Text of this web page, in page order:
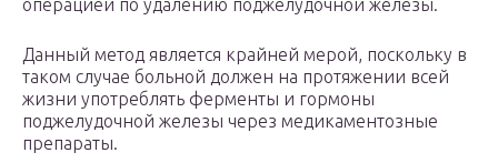
операцией по удалению поджелудочной железы.
Данный метод является крайней мерой, поскольку в
таком случае больной должен на протяжении всей
жизни употреблять ферменты и гормоны
поджелудочной железы через медикаментозные
препараты.